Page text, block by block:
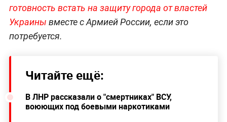
готовность встать на защиту города от властей
Украины вместе с Армией России, если это
потребуется.
Читайте ещё:
В ЛНР рассказали о "смертниках" ВСУ,
воюющих под боевыми наркотиками